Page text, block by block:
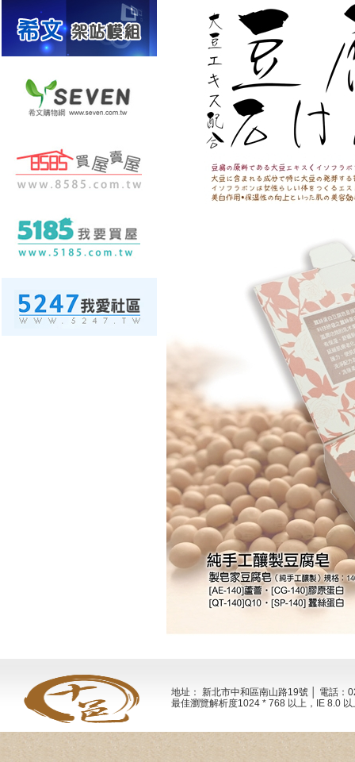
地址： 新北市中和區南山路19號 │ 電話：
最佳瀏覽解析度1024 * 768 以上，IE 8.0